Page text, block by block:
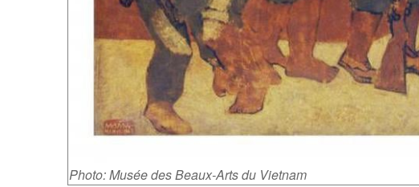
Photo: Musée des Beaux-Arts du Vietnam